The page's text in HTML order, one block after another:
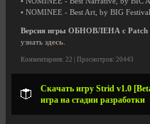
• NOMINEE - Best Art, by BIG
Версия игры ОБНОВЛЕНА с Patch
узнать здесь
Комментариев: 22 | Просмотров: 20443
Скачать игру Strid v1.0
игра на стадии разработки